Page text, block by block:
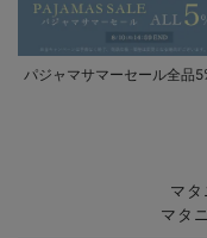
パジャマサマーセール全品
マ
マタ